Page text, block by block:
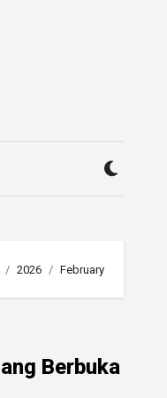
2026 February
Berbuka